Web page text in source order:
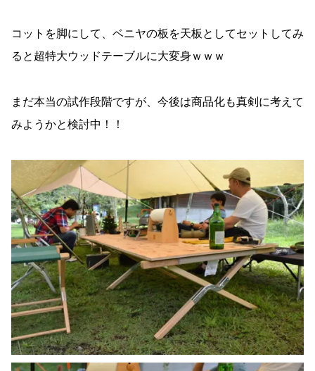
コットを脚にして、ベニヤの板を天板としてセットしてみ
ると超特大ウッドテーブルに大変身ｗｗｗ
まだ本当の試作段階ですが、今後は商品化も真剣に考えて
みようかと検討中！！